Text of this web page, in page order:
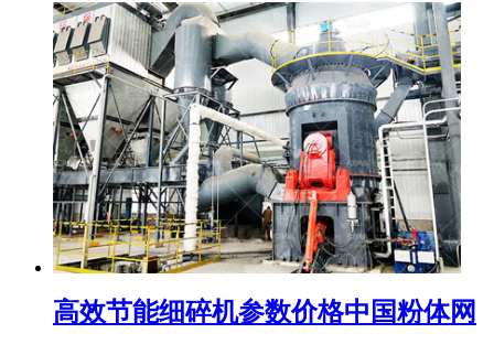
高效节能细碎机参数价格中国粉体网